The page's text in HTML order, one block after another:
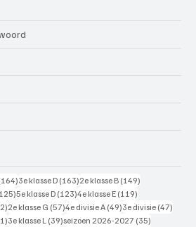
164 posts
3e klasse D (163)163 posts
2e klasse B (149)
125 posts
5e klasse D (123)123 posts
4e klasse E (119)
82 posts
2e klasse G (57)57 posts
4e divisie A (49)49 posts
3e divisie (47)
41 posts
3e klasse L (39)39 posts
seizoen 2026-2027 (35)